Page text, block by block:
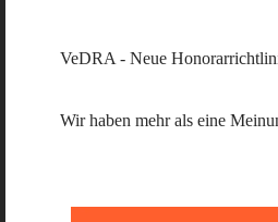
VeDRA - Neue
Wir haben mehr als eine